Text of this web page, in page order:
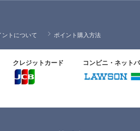
ントについて ポイント購入方法
クレジットカード コンビニ・ネット